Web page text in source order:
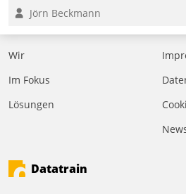
Jörn Beckmann
Wir
Im Fokus
Lösungen
Datatrain